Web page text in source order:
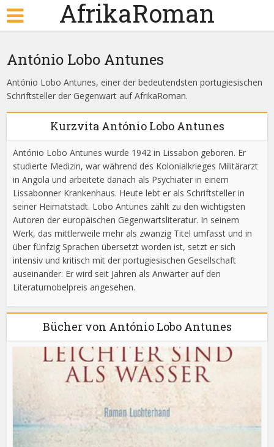
AfrikaRoman
António Lobo Antunes
António Lobo Antunes, einer der bedeutendsten portugiesischen
Schriftsteller der Gegenwart auf AfrikaRoman.
Kurzvita António Lobo Antunes
António Lobo Antunes wurde 1942 in Lissabon geboren. Er
studierte Medizin, war während des Kolonialkrieges Militärarzt
in Angola und arbeitete danach als Psychiater in einem
Lissabonner Krankenhaus. Heute lebt er als Schriftsteller in
seiner Heimatstadt. Lobo Antunes zählt zu den wichtigsten
Autoren der europäischen Gegenwartsliteratur. In seinem
Werk, das mittlerweile mehr als zwanzig Titel umfasst und in
über fünfzig Sprachen übersetzt worden ist, setzt er sich
intensiv und kritisch mit der portugiesischen Gesellschaft
auseinander. Er wird seit Jahren als Anwärter auf den
Literaturnobelpreis angesehen.
Bücher von António Lobo Antunes